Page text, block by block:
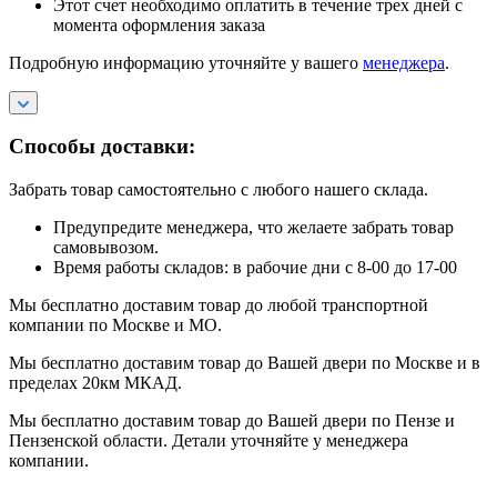
Этот счет необходимо оплатить в течение трех дней с
момента оформления заказа
Подробную информацию уточняйте у вашего менеджера.
Способы доставки:
Забрать товар самостоятельно с любого нашего склада.
Предупредите менеджера, что желаете забрать товар
самовывозом.
Время работы складов: в рабочие дни с 8-00 до 17-00
Мы бесплатно доставим товар до любой транспортной
компании по Москве и МО.
Мы бесплатно доставим товар до Вашей двери по Москве и в
пределах 20км МКАД.
Мы бесплатно доставим товар до Вашей двери по Пензе и
Пензенской области. Детали уточняйте у менеджера
компании.